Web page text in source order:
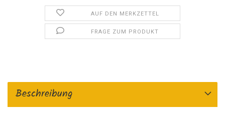
AUF DEN MERKZETTEL
FRAGE ZUM PRODUKT
Beschreibung